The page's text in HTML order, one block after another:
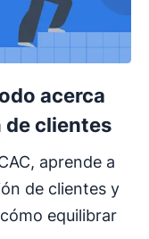
acerca
de clientes
aprende a
de clientes y
equilibrar